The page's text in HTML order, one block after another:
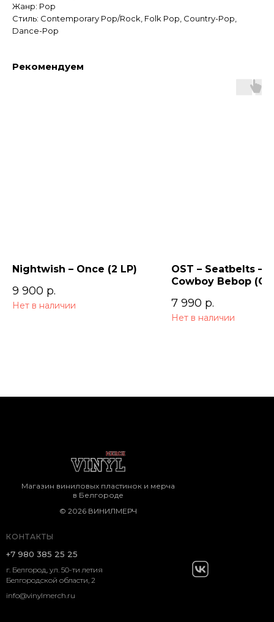
Жанр: Pop
Стиль: Contemporary Pop/Rock, Folk Pop, Country-Pop,
Dance-Pop
Рекомендуем
Nightwish – Once (2 LP)
9 900 р.
Нет в наличии
OST – Seatbelts –
Cowboy Bebop
7 990 р.
Нет в наличии
КОНТАКТЫ
г. Белгород, ул. 50-ти летия
Белгородской области, 2
+7 980 385 25 25
Магазин виниловых пластинок и мерча
в Белгороде
© 2026 ВИНИЛМЕРЧ
info@vinylmerch.ru